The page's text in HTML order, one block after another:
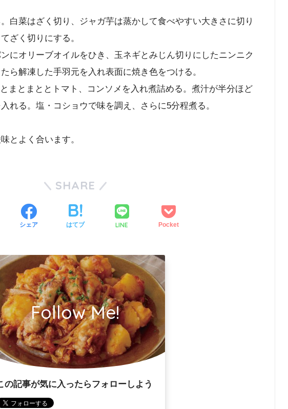
白菜はざく切り、ジャガ芋は蒸かして食べやすい大きさに切り
ざく切りにする。
にオリーブオイルをひき、玉ネギとみじん切りにしたニンニク
ら解凍した手羽元を入れ表面に焼き色をつける。
まとまととトマト、コンソメを入れ煮詰める。煮汁が半分ほど
れる。塩・コショウで味を調え、さらに5分程煮る。
とよく合います。
SHARE
シェア はてブ LINE Pocket
Follow Me!
の記事が気に入ったらフォローしよう